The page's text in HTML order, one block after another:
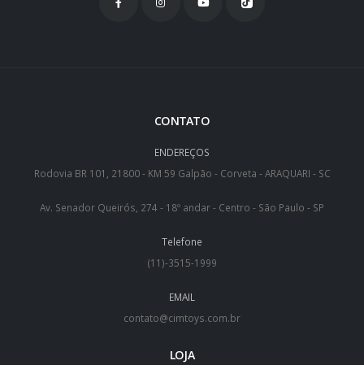
CONTATO
ENDEREÇOS
Rodovia BR 101, 21800 - KM 59 Galpão - Corveta - ARAQUARI - SC
Av. Senador Queirós, 274 - 18º andar - Centro - São Paulo - SP
Telefone
(11)-3515-1999
EMAIL
contato@cimtoys.com.br
LOJA